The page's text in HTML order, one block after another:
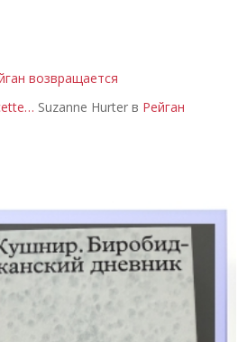
возвращается
Suzanne Hurter в Рейган